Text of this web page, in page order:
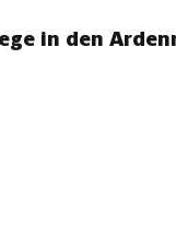
in den